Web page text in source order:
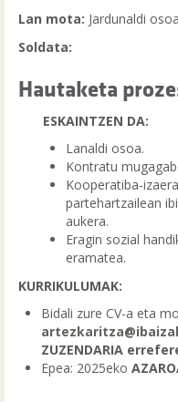
Lan mota: Jardunaldi osoa
Soldata:
Hautaketa
ESKAINTZEN DA:
Lanaldi osoa.
Kontratu
Kooperatiba-
partehartzailean
aukera.
Eragin sozial
eramatea.
KURRIKULUMAK:
Bidali zure CV-a eta
ZUZENDARIA
Epea: 2025eko